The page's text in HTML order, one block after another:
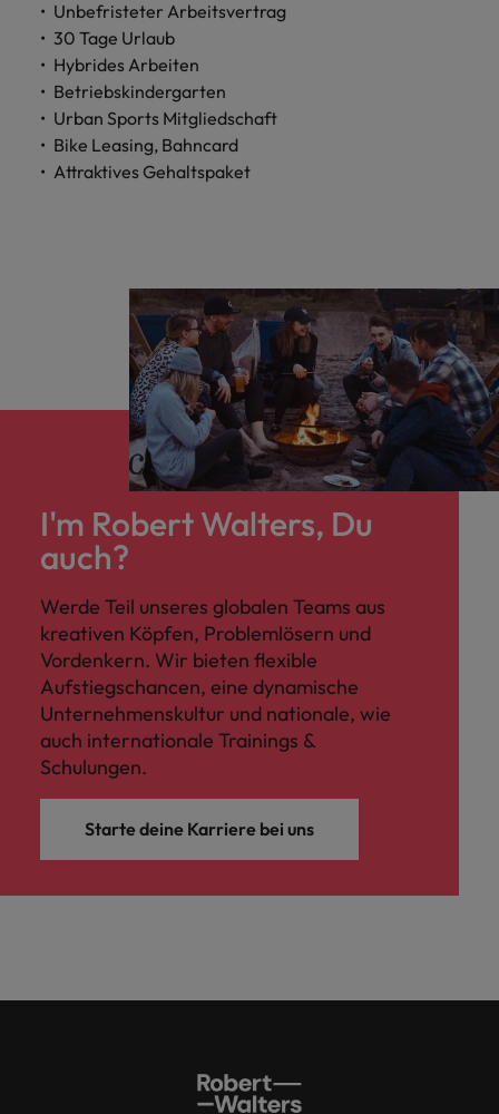
Unbefristeter Arbeitsvertrag
30 Tage Urlaub
Hybrides Arbeiten
Betriebskindergarten
Urban Sports Mitgliedschaft
Bike Leasing, Bahncard
Attraktives Gehaltspaket
I'm Robert Walters, Du
auch?
Werde Teil unseres globalen Teams aus
kreativen Köpfen, Problemlösern und
Vordenkern. Wir bieten flexible
Aufstiegschancen, eine dynamische
Unternehmenskultur und nationale, wie
auch internationale Trainings &
Schulungen.
Starte deine Karriere bei uns